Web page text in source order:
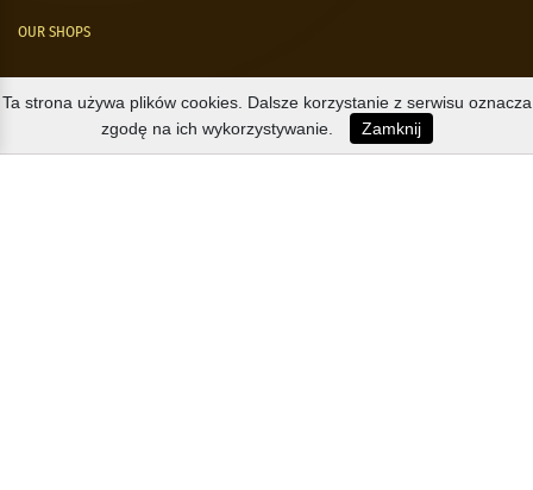
OUR SHOPS
Nørre Voldgade 9 (Nørreport)
Magasin, Kgs. Nytorv
Ta strona używa plików cookies. Dalsze korzystanie z serwisu oznacza
zgodę na ich wykorzystywanie.
Zamknij